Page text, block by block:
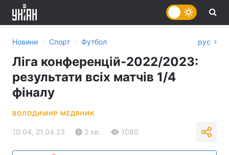
Новини › Спорт › Футбол рус
Ліга конференцій-2022/2023:
результати всіх матчів 1/4
фіналу
ВОЛОДИМИР МЕДЯНИК
10:04, 21.04.23 2 хв. 1080